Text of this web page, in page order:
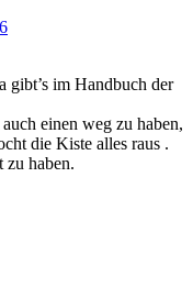
gibt’s im Handbuch der
einen weg zu haben,
die Kiste alles raus .
zu haben.